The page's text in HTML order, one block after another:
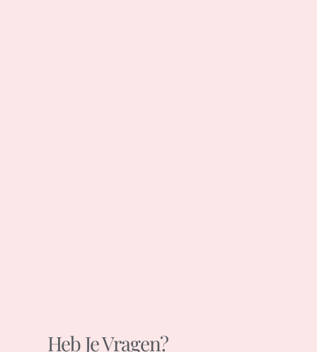
Heb Je Vragen?